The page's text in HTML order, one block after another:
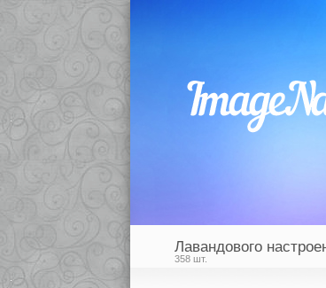
Лавандового
358 шт.